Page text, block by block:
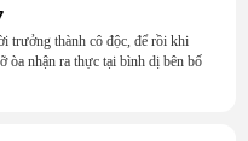
trưởng thành cô độc, để rồi khi
òa nhận ra thực tại bình dị bên bố